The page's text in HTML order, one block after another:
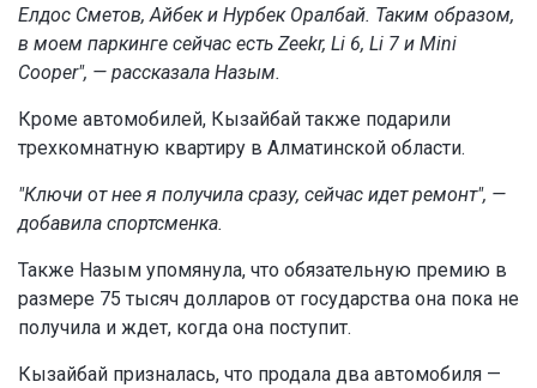
Елдос Сметов, Айбек и Нурбек Оралбай. Таким образом,
в моем паркинге сейчас есть Zeekr, Li 6, Li 7 и Mini
Cooper", — рассказала Назым.
Кроме автомобилей, Кызайбай также подарили
трехкомнатную квартиру в Алматинской области.
"Ключи от нее я получила сразу, сейчас идет ремонт", —
добавила спортсменка.
Также Назым упомянула, что обязательную премию в
размере 75 тысяч долларов от государства она пока не
получила и ждет, когда она поступит.
Кызайбай призналась, что продала два автомобиля —